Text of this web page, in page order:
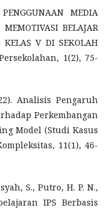
MEDIA
BELAJAR
KELAS V DI SEKOLAH
1(2), 75-
Analisis Pengaruh
Perkembangan
Model (Studi Kasus
11(1), 46-
S., Putro, H. P. N.,
IPS Berbasis